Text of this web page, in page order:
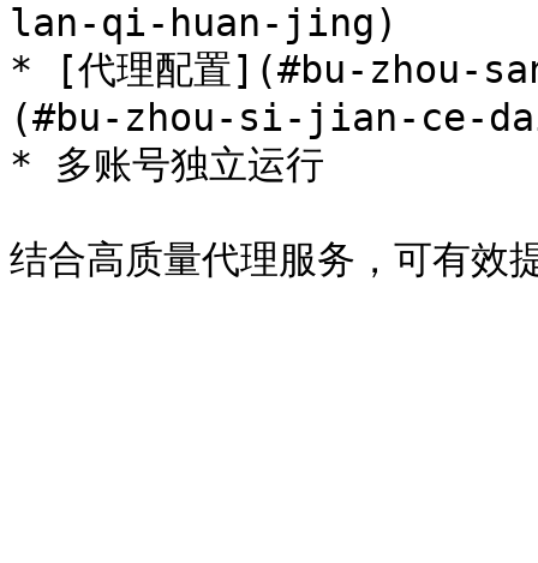
lan-qi-huan-jing)
* [代理配置](#bu-zhou-
(#bu-zhou-si-jian-ce-
* 多账号独立运行